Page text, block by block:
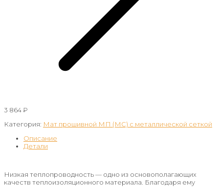
3 864₽
Категория: Мат прошивной МП (МС) с металлической сеткой
Описание
Детали
Низкая теплопроводность — одно из основополагающих
качеств теплоизоляционного материала. Благодаря ему